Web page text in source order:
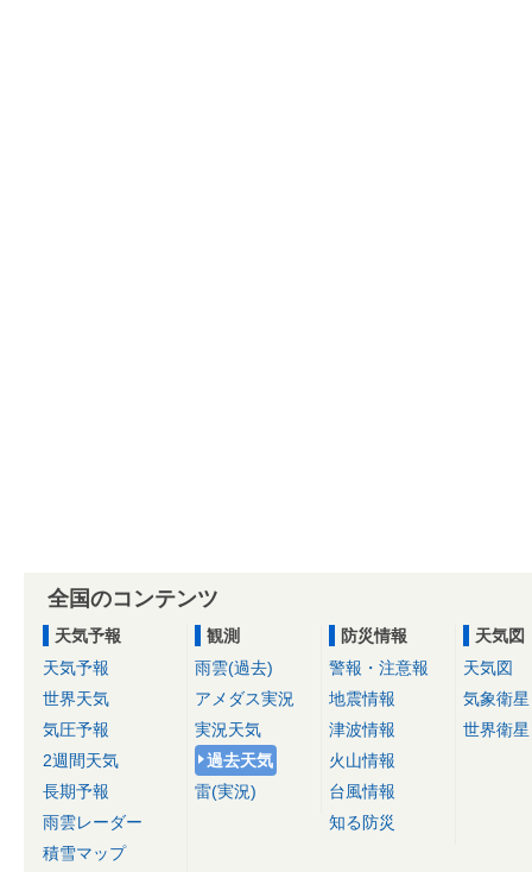
全国のコンテンツ
天気予報
天気予報
世界天気
気圧予報
2週間天気
長期予報
雨雲レーダー
積雪マップ
観測
雨雲(過去)
アメダス実況
実況天気
過去天気
雷(実況)
防災情報
警報・注意報
地震情報
津波情報
火山情報
台風情報
知る防災
天気図
天気図
気象衛星
世界衛星